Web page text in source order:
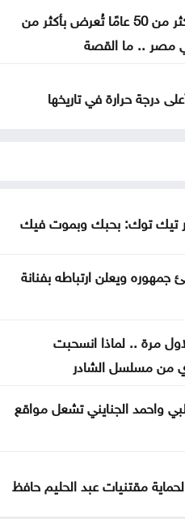
فتح هرمز وواشنطن
سيارة عمرها أكثر من 50 عامًا تُعرض بأكثر من
مصر .. ما القصة
درجة حرارة في تاريخها
تيك توك: بحبك وبموت فيك
جمهوره ويعلن ارتباطه بفنانة
مرة .. لماذا انسحبت
من مسلسل الشادر
واحمد الجنايني تشعل مواقع
مقتنيات عبد الحليم حافظ